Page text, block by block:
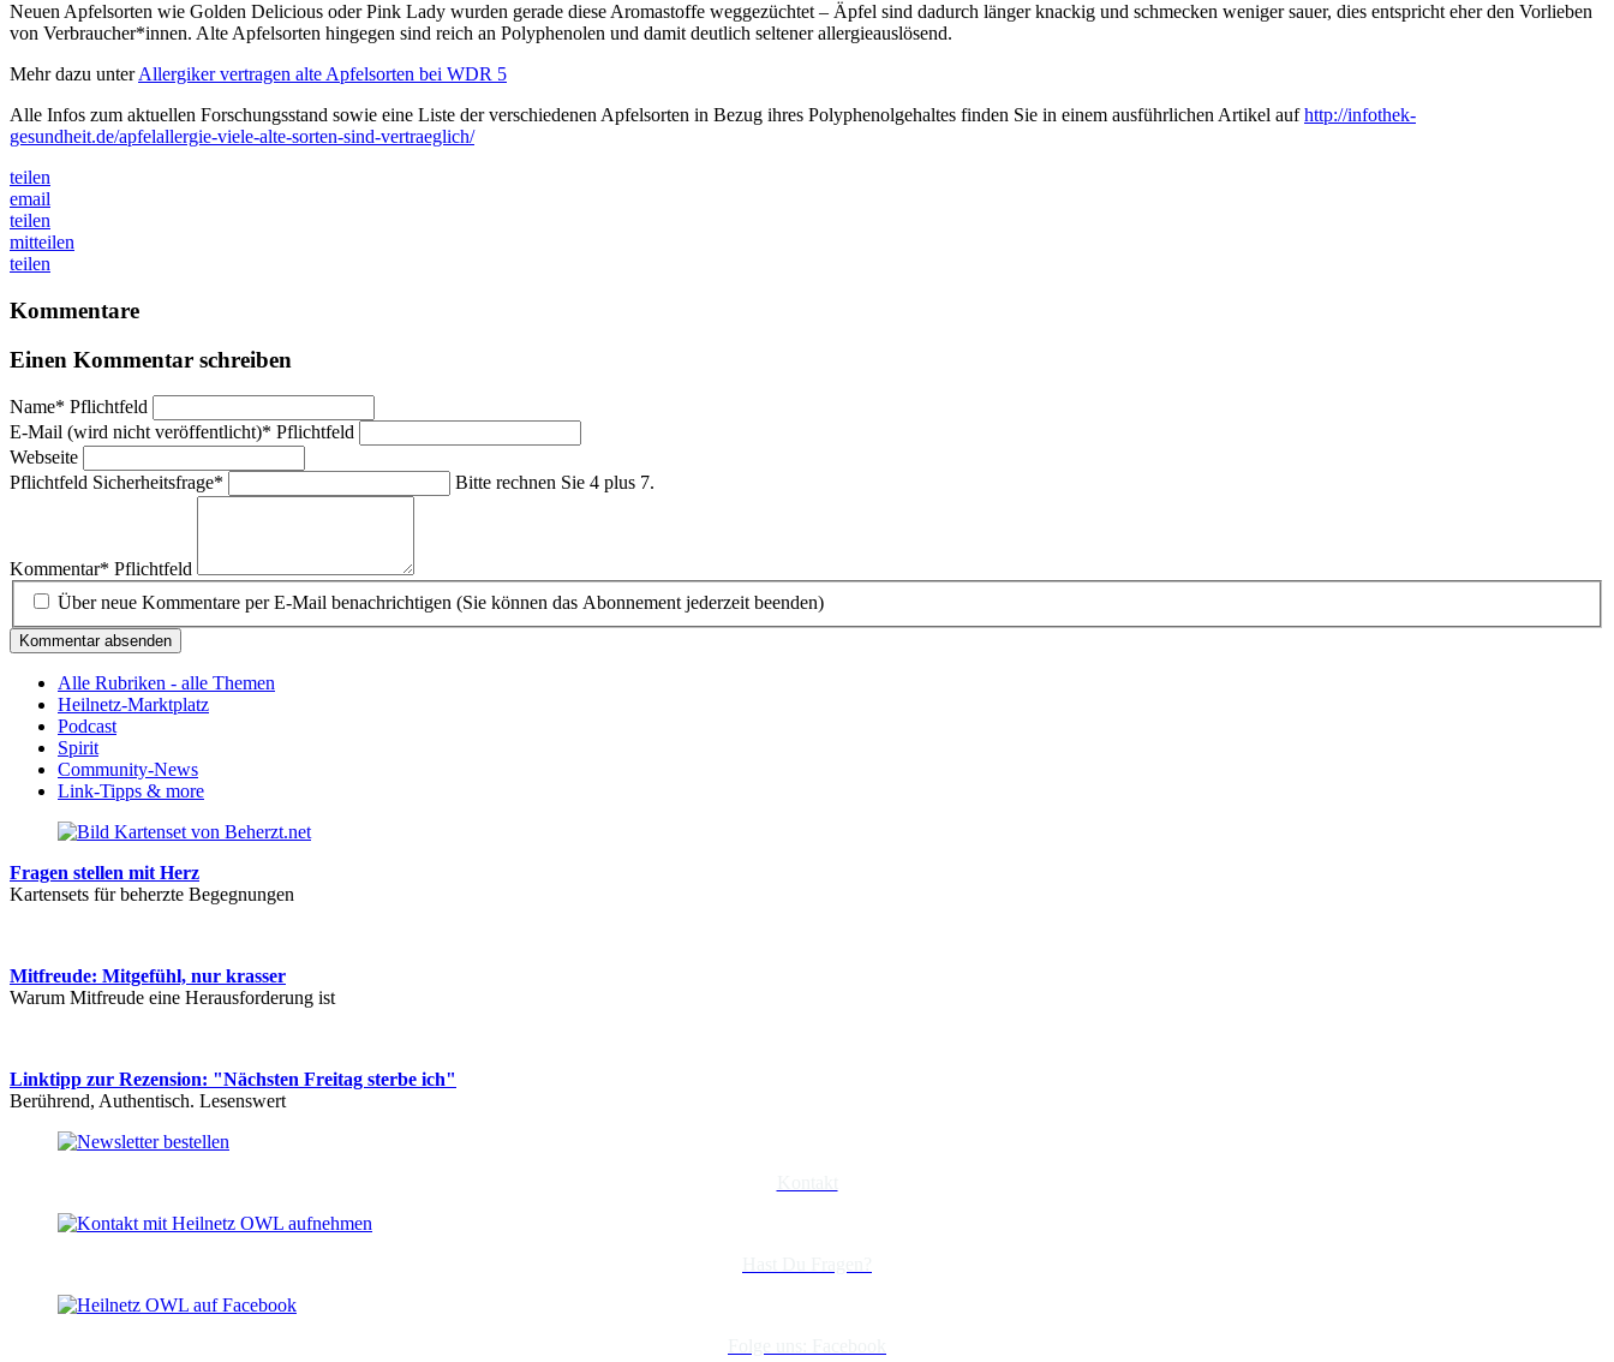
Neuen Apfelsorten wie Golden Delicious oder Pink Lady wurden gerade diese Aromastoffe weggezüchtet – Äpfel sind dadurch länger knackig und schmecken weniger sauer, dies entspricht eher den Vorlieben
von Verbraucher*innen. Alte Apfelsorten hingegen sind reich an Polyphenolen und damit deutlich seltener allergieauslösend.
Mehr dazu unterAllergiker vertragen alte Apfelsorten bei WDR 5
Alle Infos zum aktuellen Forschungsstand sowie eine Liste der verschiedenen Apfelsorten in Bezug ihres Polyphenolgehaltes finden Sie in einem ausführlichen Artikel aufhttp://infothek-
gesundheit.de/apfelallergie-viele-alte-sorten-sind-vertraeglich/
teilen
email
teilen
mitteilen
teilen
Kommentare
Einen Kommentar schreiben
Name* Pflichtfeld
E-Mail (wird nicht veröffentlicht)* Pflichtfeld
Webseite
Pflichtfeld Sicherheitsfrage* Bitte rechnen Sie 4 plus 7.
Kommentar* Pflichtfeld
Über neue Kommentare per E-Mail benachrichtigen (Sie können das Abonnement jederzeit beenden)
Kommentar absenden
Alle Rubriken - alle Themen
Heilnetz-Marktplatz
Podcast
Spirit
Community-News
Link-Tipps & more
Fragen stellen mit Herz
Kartensets für beherzte Begegnungen
Mitfreude: Mitgefühl, nur krasser
Warum Mitfreude eine Herausforderung ist
Linktipp zur Rezension: "Nächsten Freitag sterbe ich"
Berührend, Authentisch. Lesenswert